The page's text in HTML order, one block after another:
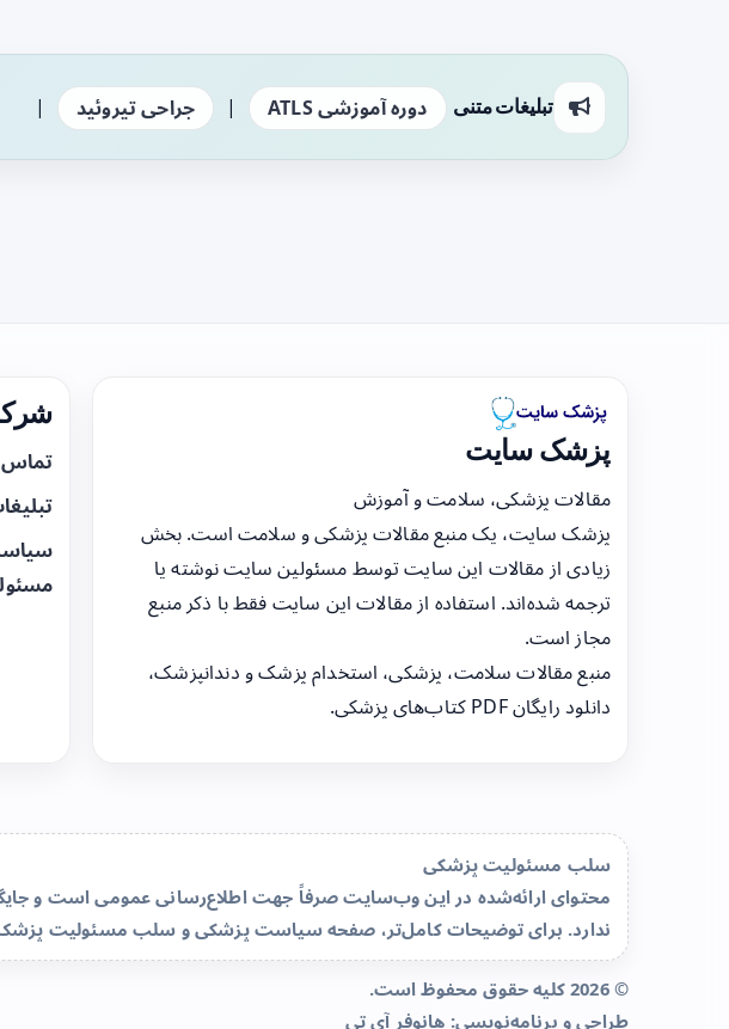
تبلیغات متنی دوره آموزشی ATLS | جراحی تیروئید |
پزشک سایت
مقالات پزشکی، سلامت و آموزش
پزشک سایت، یک منبع مقالات پزشکی و سلامت است. بخش
زیادی از مقالات این سایت توسط مسئولین سایت نوشته یا
ترجمه شده‌اند. استفاده از مقالات این سایت فقط با ذکر منبع
مجاز است.
منبع مقالات سلامت، پزشکی، استخدام پزشک و دندانپزشک،
دانلود رایگان PDF کتاب‌های پزشکی.
تماس
سلب مسئولیت پزشکی
محتوای ارائه‌شده در این وب‌سایت صرفاً جهت اطلاع‌رسانی عمومی است و
ندارد. برای توضیحات کامل‌تر، صفحهسیاست پزشکی و سلب مسئولیت
© 2026 کلیه حقوق محفوظ است.
طراحی و برنامه‌نویسی: هانوفر آی تی